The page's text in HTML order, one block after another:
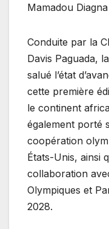
Mamadou
Conduite par la
Davis Paguada,
salué l’état
cette première
le continent
également porté
coopération
États-Unis, ainsi
collaboration
Olympiques et
2028.